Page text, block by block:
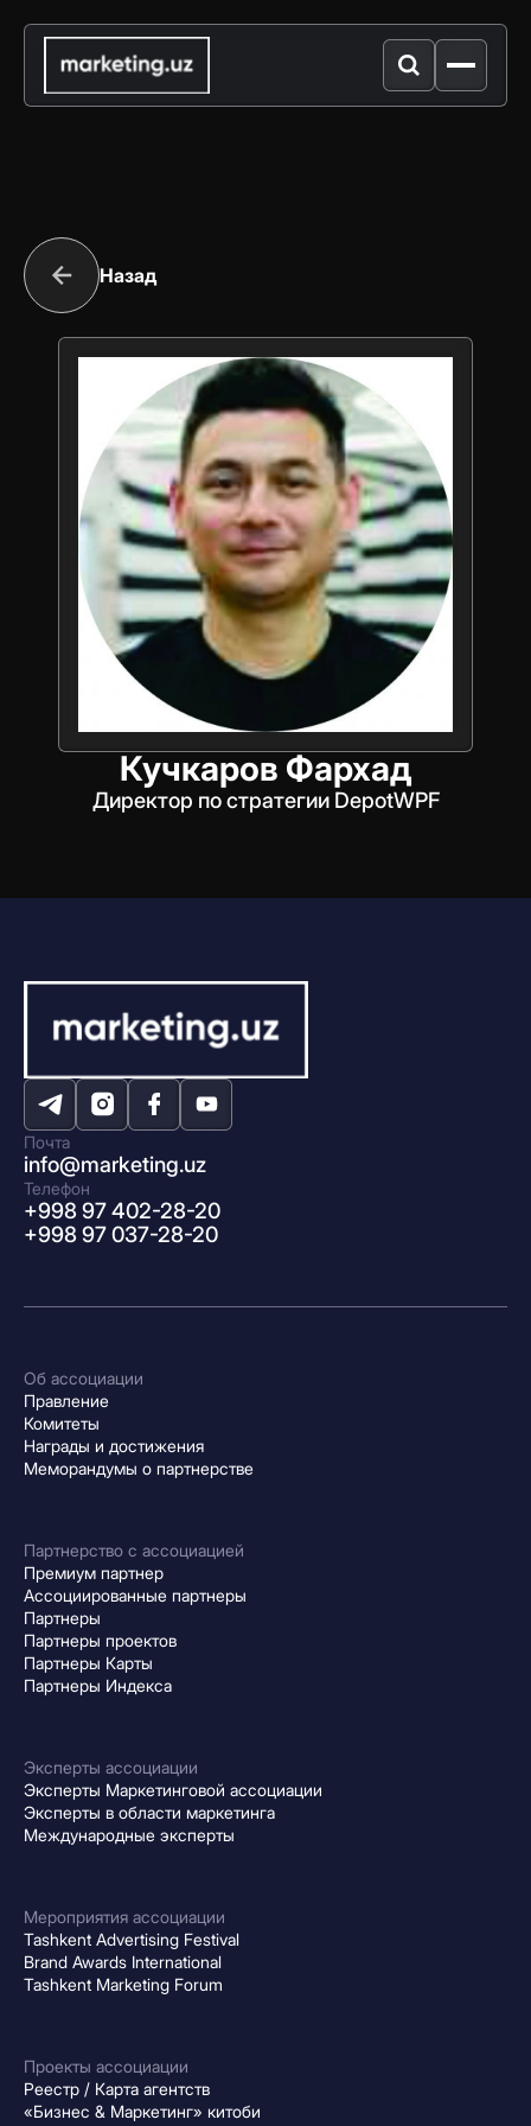
Назад
Кучкаров Фархад
Директор по стратегии DepotWPF
Почта
info@marketing.uz
Телефон
+998 97 402-28-20
+998 97 037-28-20
Об ассоциации
Правление
Комитеты
Награды и достижения
Меморандумы о партнерстве
Партнерство с ассоциацией
Премиум партнер
Ассоциированные партнеры
Партнеры
Партнеры проектов
Партнеры Карты
Партнеры Индекса
Эксперты ассоциации
Эксперты Маркетинговой ассоциации
Эксперты в области маркетинга
Международные эксперты
Мероприятия ассоциации
Tashkent Advertising Festival
Brand Awards International
Tashkent Marketing Forum
Проекты ассоциации
Реестр / Карта агентств
«Бизнес & Маркетинг» китоби